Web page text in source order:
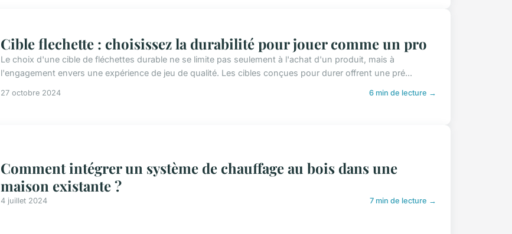
Cible flechette : choisissez la durabilité pour jouer comme un pro
Le choix d'une cible de fléchettes durable ne se limite pas seulement à l'achat d'un produit, mais à
l'engagement envers une expérience de jeu de qualité. Les cibles conçues pour durer offrent une pré...
27 octobre 2024 6 min de lecture →
Comment intégrer un système de chauffage au bois dans une
maison existante ?
4 juillet 2024 7 min de lecture →